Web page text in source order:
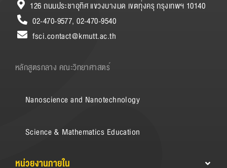
126 ถนนประชาอุทิศ แขวงบางมด เขตทุ่งครุ กรุงเทพฯ 10140
02-470-9577, 02-470-9540
fsci.contact@kmutt.ac.th
หลักสูตรกลาง คณะวิทยาศาสตร์
Nanoscience and Nanotechnology
Science & Mathematics Education
หน่วยงานภายใน